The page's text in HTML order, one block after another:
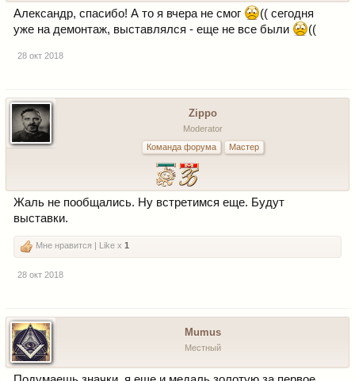
Александр, спасибо! А то я вчера не смог
(( сегодня
уже на демонтаж, выставлялся - еще не все были
((
28 окт 2018
Zippo
Moderator
Команда форума
Мастер
Жаль не пообщались. Ну встретимся еще. Будут
выставки.
Мне нравится | Like x 1
28 окт 2018
Mumus
Местный